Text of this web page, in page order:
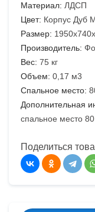
Материал: ЛДСП
Цвет: Корпус Дуб
Размер:
Производитель:
Вес: 75 кг
Объем: 0,17 м3
Спальное место:
Дополнительная
спальное место 80
Поделиться